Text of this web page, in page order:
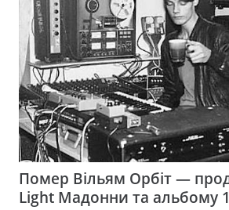
Помер Вільям Орбіт —
Light Мадонни та альбому